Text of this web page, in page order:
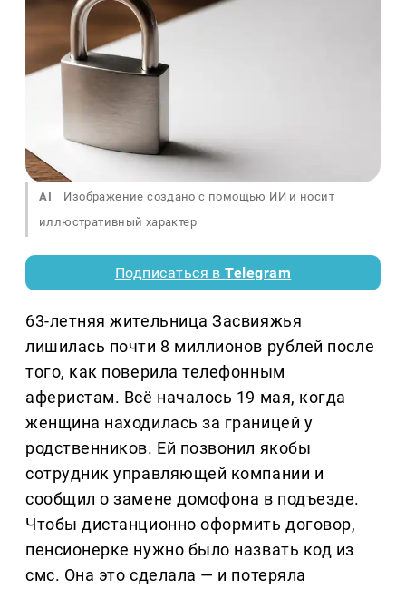
AI
Изображение создано с помощью ИИ и носит
иллюстративный характер
Подписаться вTelegram
63-летняя жительница Засвияжья
лишилась почти 8 миллионов рублей после
того, как поверила телефонным
аферистам. Всё началось 19 мая, когда
женщина находилась за границей у
родственников. Ей позвонил якобы
сотрудник управляющей компании и
сообщил о замене домофона в подъезде.
Чтобы дистанционно оформить договор,
пенсионерке нужно было назвать код из
смс. Она это сделала — и потеряла